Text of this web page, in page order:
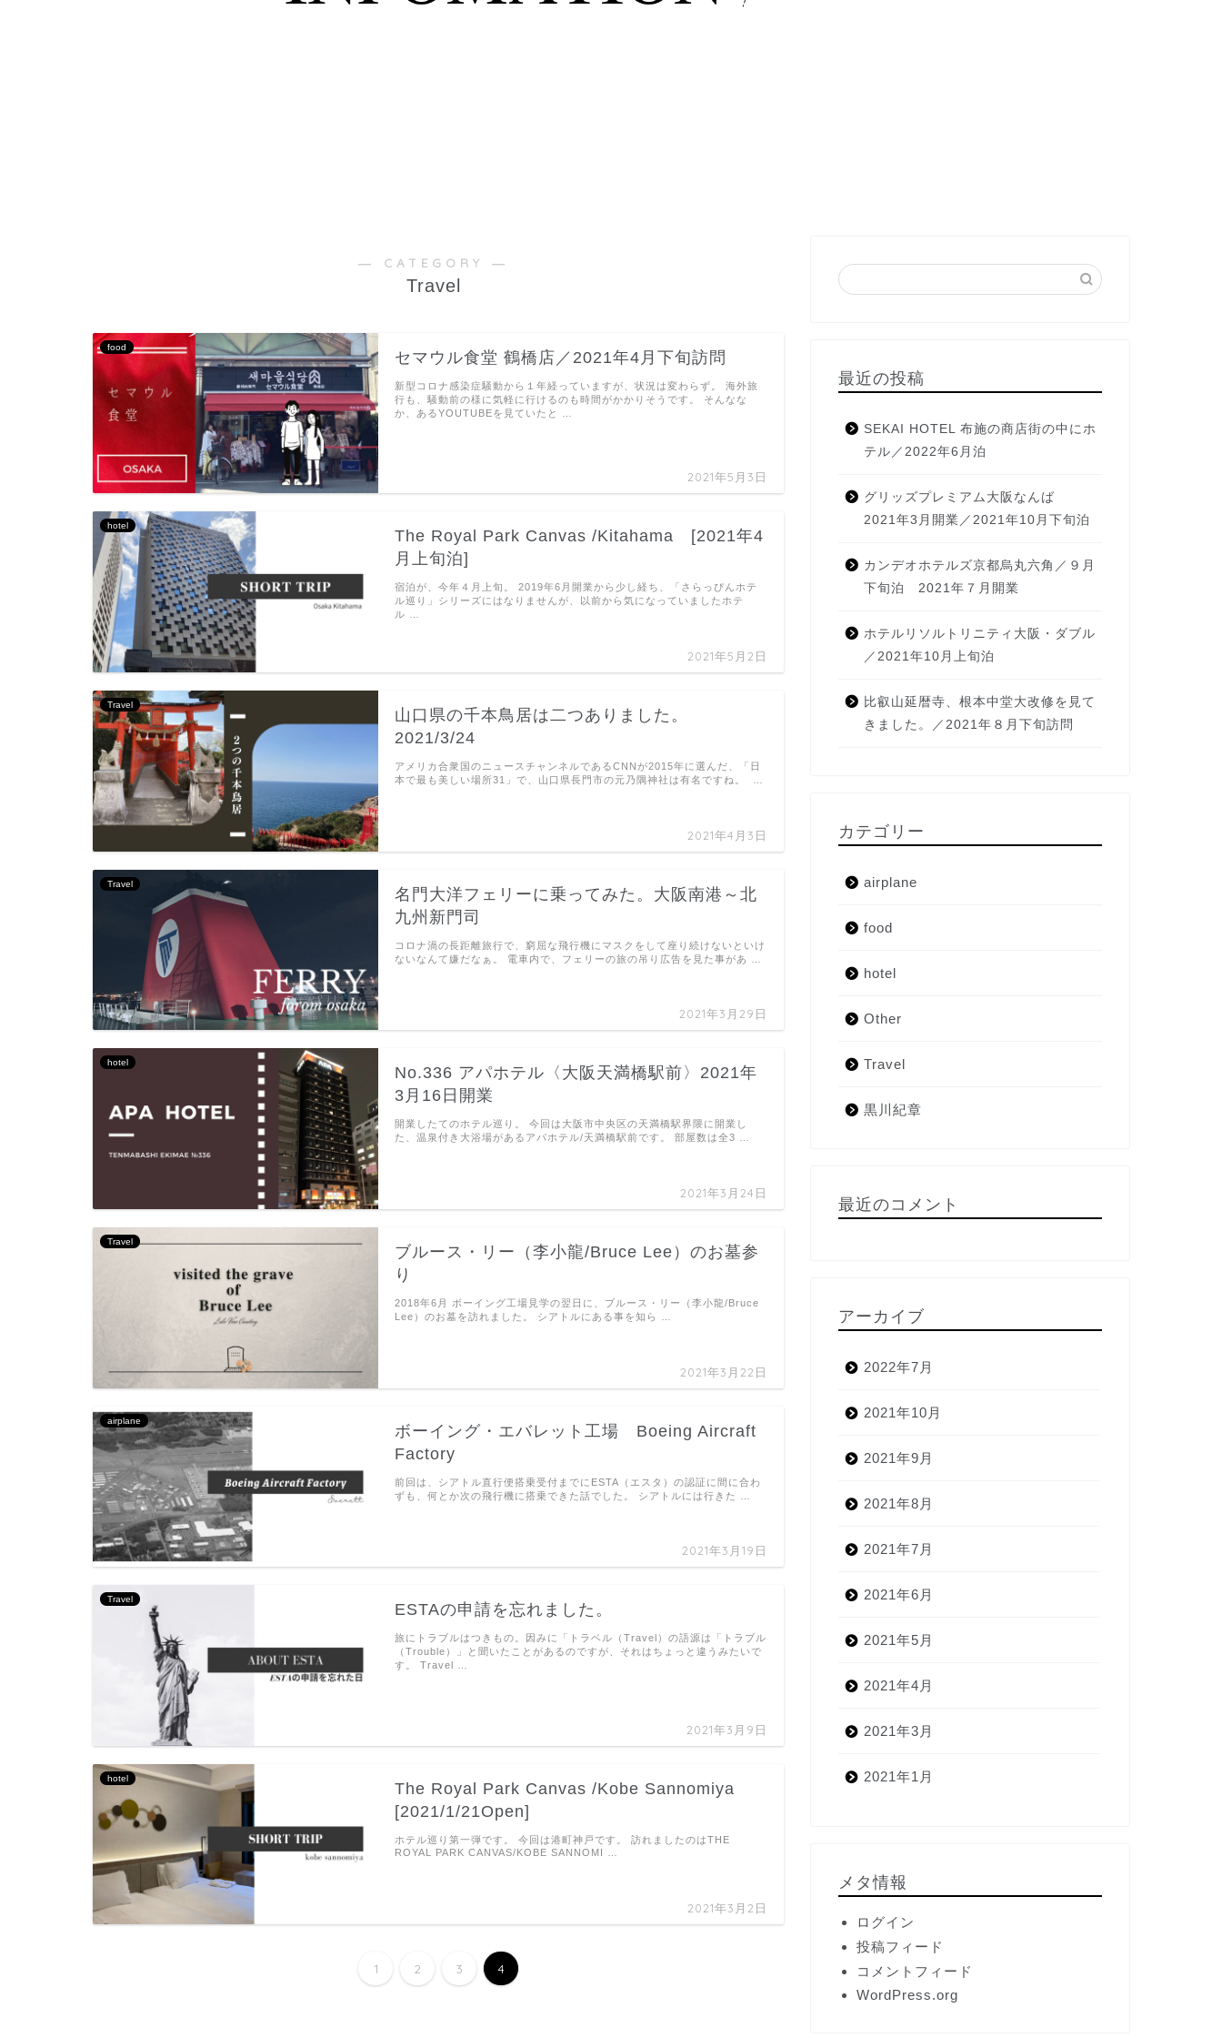
― CATEGORY ―
Travel
food
セマウル食堂 鶴橋店／2021年4月下旬訪問
2021年5月3日
新型コロナ感染症騒動から１年経っていますが、状況は変わらず。 海外旅
行も、騒動前の様に気軽に行けるのも時間がかかりそうです。 そんなな
か、あるYOUTUBEを見ていたと …
hotel
The Royal Park Canvas /Kitahama [2021年4
月上旬泊]
2021年5月2日
宿泊が、今年４月上旬。 2019年6月開業から少し経ち、「さらっぴんホテ
ル巡り」シリーズにはなりませんが、以前から気になっていましたホテ
ル …
Travel
山口県の千本鳥居は二つありました。
2021/3/24
2021年4月3日
アメリカ合衆国のニュースチャンネルであるCNNが2015年に選んだ、「日
本で最も美しい場所31」で、山口県長門市の元乃隅神社は有名ですね。 …
Travel
名門大洋フェリーに乗ってみた。大阪南港～北
九州新門司
2021年3月29日
コロナ渦の長距離旅行で、窮屈な飛行機にマスクをして座り続けないといけ
ないなんて嫌だなぁ。 電車内で、フェリーの旅の吊り広告を見た事があ …
hotel
No.336 アパホテル〈大阪天満橋駅前〉2021年
3月16日開業
2021年3月24日
開業したてのホテル巡り。 今回は大阪市中央区の天満橋駅界隈に開業し
た、温泉付き大浴場があるアパホテル/天満橋駅前です。 部屋数は全3 …
Travel
ブルース・リー（李小龍/Bruce Lee）のお墓参
り
2021年3月22日
2018年6月 ボーイング工場見学の翌日に、ブルース・リー（李小龍/Bruce
Lee）のお墓を訪れました。 シアトルにある事を知ら …
airplane
ボーイング・エバレット工場 Boeing Aircraft
Factory
2021年3月19日
前回は、シアトル直行便搭乗受付までにESTA（エスタ）の認証に間に合わ
ずも、何とか次の飛行機に搭乗できた話でした。 シアトルには行きた …
Travel
ESTAの申請を忘れました。
2021年3月9日
旅にトラブルはつきもの。因みに「トラベル（Travel）の語源は「トラブル
（Trouble）」と聞いたことがあるのですが、それはちょっと違うみたいで
す。 Travel …
hotel
The Royal Park Canvas /Kobe Sannomiya
[2021/1/21Open]
2021年3月2日
ホテル巡り第一弾です。 今回は港町神戸です。 訪れましたのはTHE
ROYAL PARK CANVAS/KOBE SANNOMI …
1 2 3 4
最近の投稿
SEKAI HOTEL 布施の商店街の中にホ
テル／2022年6月泊
グリッズプレミアム大阪なんば
2021年3月開業／2021年10月下旬泊
カンデオホテルズ京都烏丸六角／９月
下旬泊 2021年７月開業
ホテルリソルトリニティ大阪・ダブル
／2021年10月上旬泊
比叡山延暦寺、根本中堂大改修を見て
きました。／2021年８月下旬訪問
カテゴリー
airplane
food
hotel
Other
Travel
黒川紀章
最近のコメント
アーカイブ
2022年7月
2021年10月
2021年9月
2021年8月
2021年7月
2021年6月
2021年5月
2021年4月
2021年3月
2021年1月
メタ情報
ログイン
投稿フィード
コメントフィード
WordPress.org